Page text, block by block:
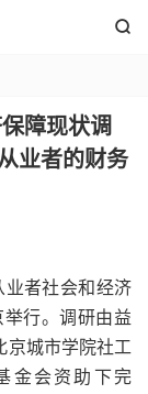

障现状调
业者的财务
者社会和经济
行。调研由益
京城市学院社工
金会资助下完